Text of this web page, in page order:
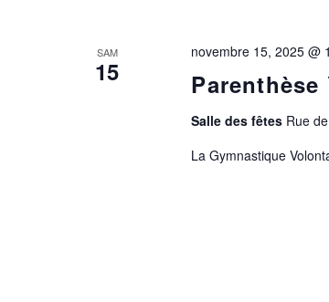
SAM
15 Parenthèse
novembre 15, 2025 @
Salle des fêtes Rue
La Gymnastique